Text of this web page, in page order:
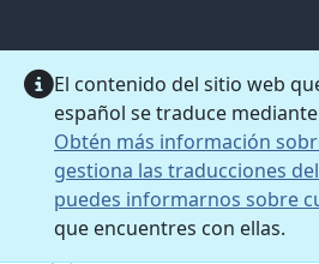
El contenido del sitio web
español se traduce
Obtén más información
gestiona las traducciones
puedes informarnos sobre
que encuentres con ellas.